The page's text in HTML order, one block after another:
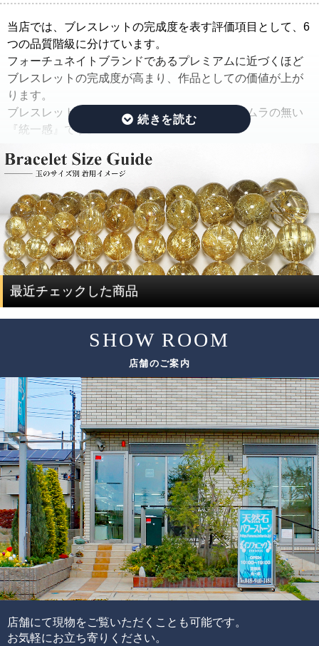
そこで当店では、ルチルクォーツブレスレットを仕入れた
ままの状態でご紹介するのではなく、手間ひまをかけた
「組み替え作業」を行っています。
この作業では、ルチルのタイプ(ルチルの入り方、ルチルの
太さ、ルチルの色味、ルチルの内包量)と、水晶の透明度を
できる限り揃えるように努めています。
限り取り除き、ブレスレットを組み直すことで、製品とし
ての品質を大幅に高めています。
通常、この組み替え作業を行うには、同じサイズ、同じ品
質のブレスレットを複数用意する必要があり、費用がかさ
んでしまい容易なことではありません。
ですが、ルチルクォーツに特化した専門店だからこそ、一
サイズ毎に本数も揃うことで、この組み替え作業を可能と
ただし、希少性の高いルチルクォーツは、仕入れのチャン
スも限られてしまうため、替えのビーズをご用意できない
場合がございます。
その場合は、ありのままの美しさをご紹介しております。
当店では、ブレスレットの完成度を表す評価項目として、6
つの品質階級に分けています。
フォーチュネイトブランドであるプレミアムに近づくほど
ブレスレットの完成度が高まり、作品としての価値が上が
ります。
ブレスレットの完成度を決める基準は、品質にムラの無い
『統一感』です。
その統一感とは何かをご説明したいと思います。
ルチルクォーツは、水晶にルチルが内包されている鉱物で
す。
ルチルクォーツを評価する際には、ルチルと水晶で分けて
評価する必要があります。
ルチルクォーツの評価は、「ルチル」「水晶」の2つの要素
で決まります。
基準となる評価ポイント
ルチル
色味
太さ
輝き方
入り方
水晶
色味
透明度
この他にも細かい評価ポイントはございますが、大きく分
けて6つの評価ポイントを基に、各要素の水準が決まり、そ
れらを合算することで品質を見極めています。
ブレスレットの品質階級は、ブレスレットを構成している
各ビーズの品質水準の高さと品質水準のムラで決まりま
す。
通常、半貴石には上記のような基準を基にした品質管理を
することが出来ません。
最近チェックした商品
SHOW ROOM
店舗のご案内
店舗にて現物をご覧いただくことも可能です。
お気軽にお立ち寄りください。